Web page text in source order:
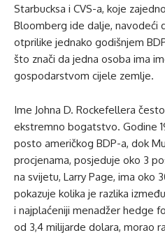
Starbucksa i CVS-a, koje
Bloomberg ide dalje, navodeći
otprilike jednako godišnjem
što znači da jedna osoba ima
gospodarstvom cijele zemlje.
Ime Johna D. Rockefellera
ekstremno bogatstvo. Godine
posto američkog BDP-a, dok
procjenama, posjeduje oko 3
na svijetu, Larry Page, ima oko
pokazuje kolika je razlika
i najplaćeniji menadžer hedge
od 3,4 milijarde dolara, morao